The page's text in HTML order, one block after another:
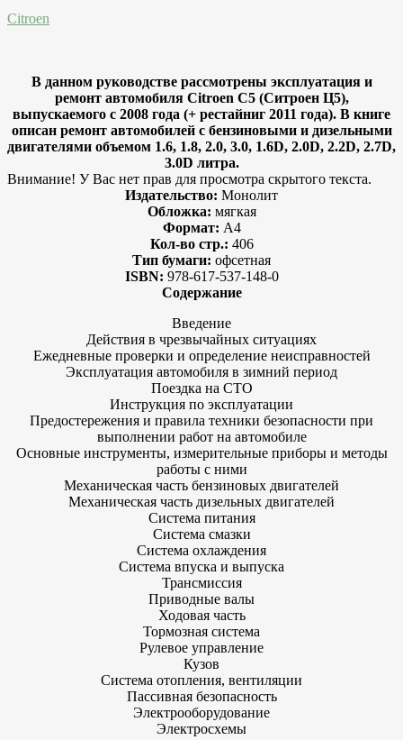
Citroen
В данном руководстве рассмотрены эксплуатация и
ремонт автомобиля Citroen C5 (Ситроен Ц5),
выпускаемого с 2008 года (+ рестайниг 2011 года). В книге
описан ремонт автомобилей с бензиновыми и дизельными
двигателями объемом 1.6, 1.8, 2.0, 3.0, 1.6D, 2.0D, 2.2D, 2.7D,
3.0D литра.
Внимание! У Вас нет прав для просмотра скрытого текста.
Издательство: Монолит
Обложка: мягкая
Формат: А4
Кол-во стр.: 406
Тип бумаги: офсетная
ISBN: 978-617-537-148-0
Содержание
Введение
Действия в чрезвычайных ситуациях
Ежедневные проверки и определение неисправностей
Эксплуатация автомобиля в зимний период
Поездка на СТО
Инструкция по эксплуатации
Предостережения и правила техники безопасности при
выполнении работ на автомобиле
Основные инструменты, измерительные приборы и методы
работы с ними
Механическая часть бензиновых двигателей
Механическая часть дизельных двигателей
Система питания
Система смазки
Система охлаждения
Система впуска и выпуска
Трансмиссия
Приводные валы
Ходовая часть
Тормозная система
Рулевое управление
Кузов
Система отопления, вентиляции
Пассивная безопасность
Электрооборудование
Электросхемы